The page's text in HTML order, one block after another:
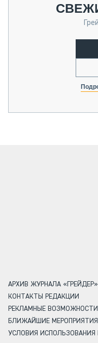
АРХИВ ЖУРНАЛА «ГРЕЙДЕР»
КОНТАКТЫ РЕДАКЦИИ
РЕКЛАМНЫЕ
БЛИЖАЙШИЕ МЕРОПРИЯТИЯ
УСЛОВИЯ ИСПОЛЬЗОВАНИЯ